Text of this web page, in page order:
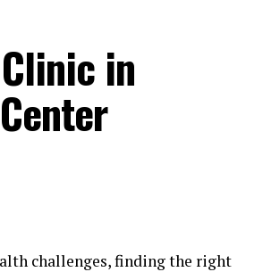
in
challenges, finding the right